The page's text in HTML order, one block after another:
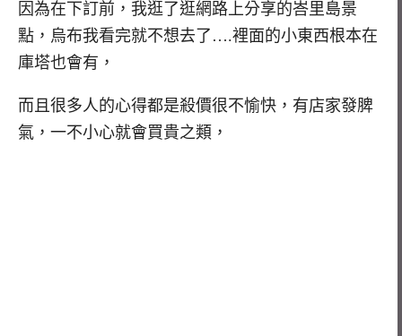
因為在下訂前，我逛了逛網路上分享的峇里島景
點，烏布我看完就不想去了….裡面的小東西根本在
庫塔也會有，
而且很多人的心得都是殺價很不愉快，有店家發脾
氣，一不小心就會買貴之類，